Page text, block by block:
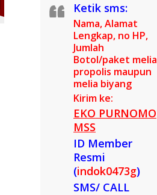
Ketik sms:
Nama, Alamat
Lengkap, no HP,
Jumlah
Botol/paket melia
propolis maupun
melia biyang
Kirim ke:
EKO PURNOMO
MSS
ID Member
Resmi
(indok0473g)
SMS/ CALL